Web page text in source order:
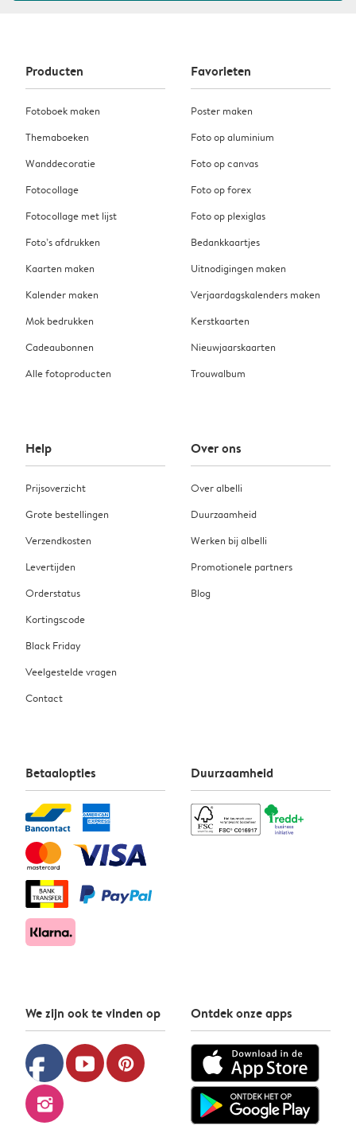
Producten
Fotoboek maken
Themaboeken
Wanddecoratie
Fotocollage
Fotocollage met lijst
Foto’s afdrukken
Kaarten maken
Kalender maken
Mok bedrukken
Cadeaubonnen
Alle fotoproducten
Favorieten
Poster maken
Foto op aluminium
Foto op canvas
Foto op forex
Foto op plexiglas
Bedankkaartjes
Uitnodigingen maken
Verjaardagskalenders maken
Kerstkaarten
Nieuwjaarskaarten
Trouwalbum
Help
Prijsoverzicht
Grote bestellingen
Verzendkosten
Levertijden
Orderstatus
Kortingscode
Black Friday
Veelgestelde vragen
Contact
Over ons
Over albelli
Duurzaamheid
Werken bij albelli
Promotionele partners
Blog
Betaalopties Duurzaamheid
We zijn ook te vinden op
facebook youtube pinterest
instagram
Ontdek onze apps